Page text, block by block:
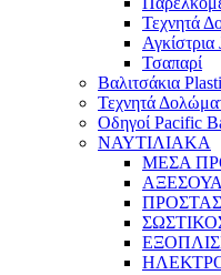
Τεχνητά
Αγκίστρια
Τσαπαρί
Βαλιτσάκια
Τεχνητά
Οδηγοί Pacific
ΝΑΥΤΙΛΙΑΚΑ
ΜΕΣΑ